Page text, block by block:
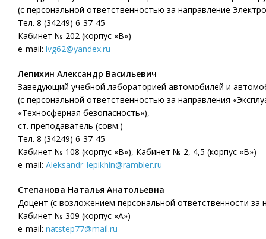
(с персональной ответственностью за направление
Тел. 8 (34249) 6-37-45
Кабинет № 202 (корпус «В»)
e-mail: lvg62@yandex.ru
Лепихин Александр Васильевич
Заведующий учебной лабораторией автомобилей и
(с персональной ответственностью за направления
«Техносферная безопасность»),
ст. преподаватель (совм.)
Тел. 8 (34249) 6-37-45
Кабинет № 108 (корпус «В»), Кабинет № 2, 4,5 (корпус «В»)
e-mail: Aleksandr_lepikhin@rambler.ru
Степанова Наталья Анатольевна
Доцент (с возложением персональной ответственности
Кабинет № 309 (корпус «А»)
e-mail: natstep77@mail.ru